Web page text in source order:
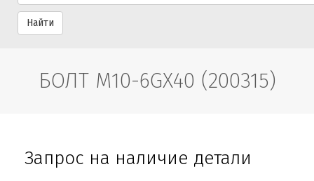
Найти
БОЛТ М10-6GХ40 (200315)
Запрос на наличие детали